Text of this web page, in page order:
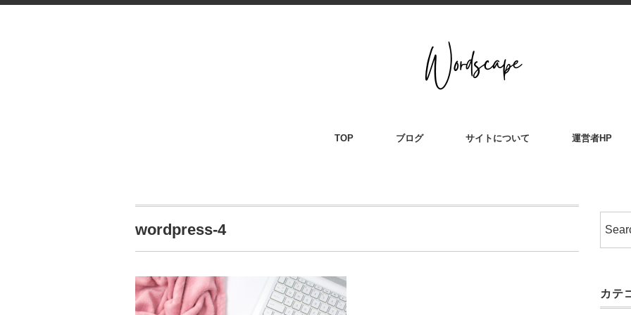
TOP ブログ サイトについて 運営者HP
wordpress-4
カテ